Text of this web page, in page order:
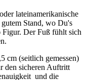
lateinamerikanische
Stand, wo Du's
Der Fuß fühlt sich
cm (seitlich gemessen)
den sicheren Auftritt
und die